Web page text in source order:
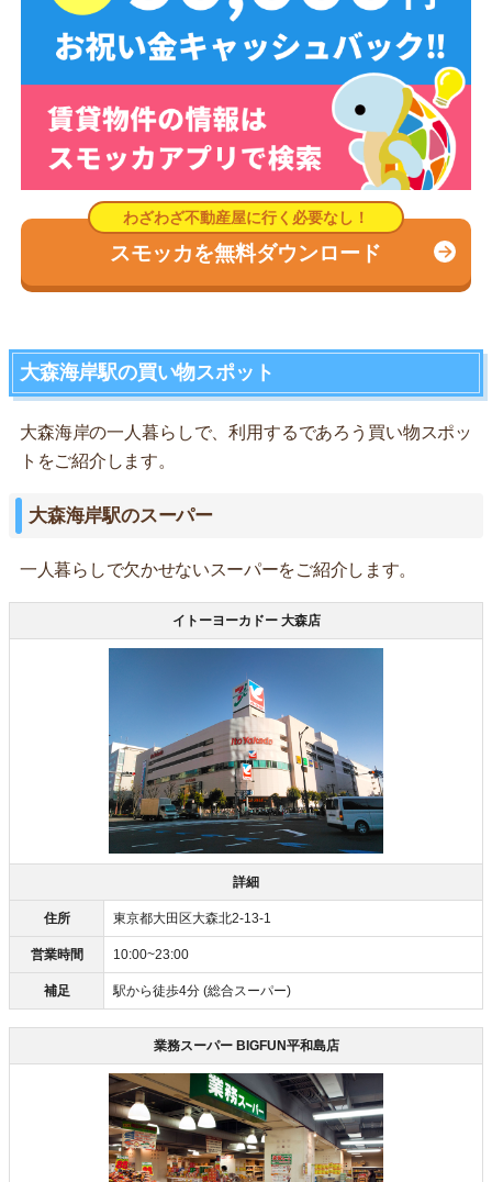
スモッカを無料ダウンロード
大森海岸駅の買い物スポット
大森海岸の一人暮らしで、利用するであろう買い物スポッ
トをご紹介します。
大森海岸駅のスーパー
一人暮らしで欠かせないスーパーをご紹介します。
イトーヨーカドー 大森店
詳細
住所 東京都大田区大森北2-13-1
営業時間 10:00~23:00
補足 駅から徒歩4分 (総合スーパー)
業務スーパー BIGFUN平和島店